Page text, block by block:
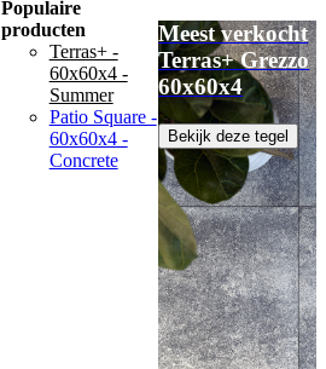
Populaire
producten
Terras+ -
60x60x4 -
Summer
Patio Square -
60x60x4 -
Concrete
Meest verkocht
Terras+ Grezzo
60x60x4
Bekijk deze tegel